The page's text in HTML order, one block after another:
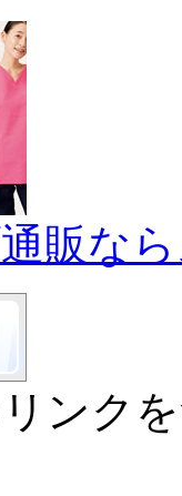
販な
ンク